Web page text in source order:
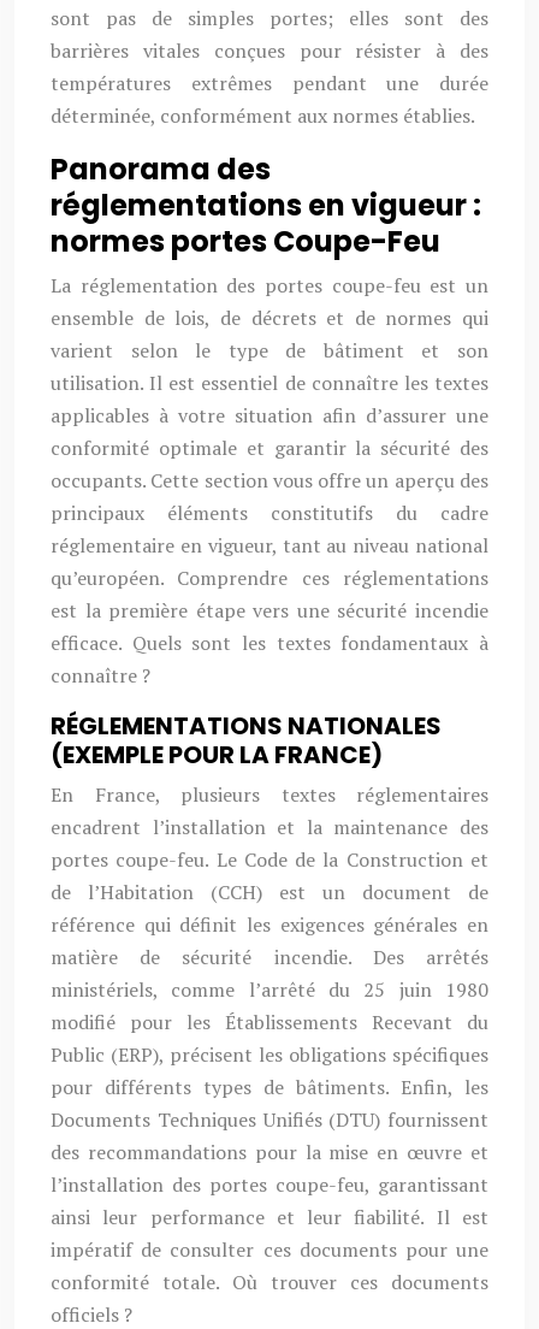
sont pas de simples portes; elles sont des
barrières vitales conçues pour résister à des
températures extrêmes pendant une durée
déterminée, conformément aux normes établies.
Panorama des
réglementations en vigueur :
normes portes Coupe-Feu
La réglementation des portes coupe-feu est un
ensemble de lois, de décrets et de normes qui
varient selon le type de bâtiment et son
utilisation. Il est essentiel de connaître les textes
applicables à votre situation afin d’assurer une
conformité optimale et garantir la sécurité des
occupants. Cette section vous offre un aperçu des
principaux éléments constitutifs du cadre
réglementaire en vigueur, tant au niveau national
qu’européen. Comprendre ces réglementations
est la première étape vers une sécurité incendie
efficace. Quels sont les textes fondamentaux à
connaître ?
RÉGLEMENTATIONS NATIONALES
(EXEMPLE POUR LA FRANCE)
En France, plusieurs textes réglementaires
encadrent l’installation et la maintenance des
portes coupe-feu. Le Code de la Construction et
de l’Habitation (CCH) est un document de
référence qui définit les exigences générales en
matière de sécurité incendie. Des arrêtés
ministériels, comme l’arrêté du 25 juin 1980
modifié pour les Établissements Recevant du
Public (ERP), précisent les obligations spécifiques
pour différents types de bâtiments. Enfin, les
Documents Techniques Unifiés (DTU) fournissent
des recommandations pour la mise en œuvre et
l’installation des portes coupe-feu, garantissant
ainsi leur performance et leur fiabilité. Il est
impératif de consulter ces documents pour une
conformité totale. Où trouver ces documents
officiels ?